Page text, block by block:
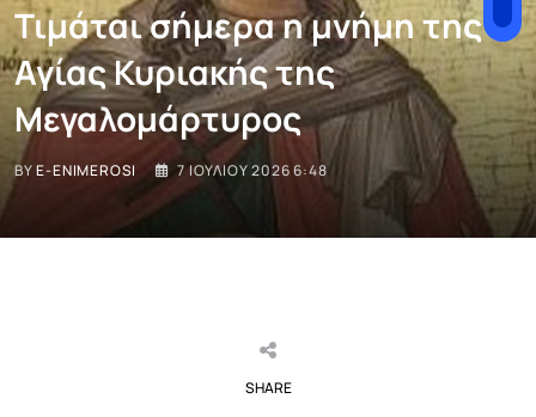
Τιμάται σήμερα η μνήμη της
Αγίας Κυριακής της
Μεγαλομάρτυρος
BYE-ENIMEROSI 7 ΙΟΥΛΊΟΥ 2026 6:48
SHARE